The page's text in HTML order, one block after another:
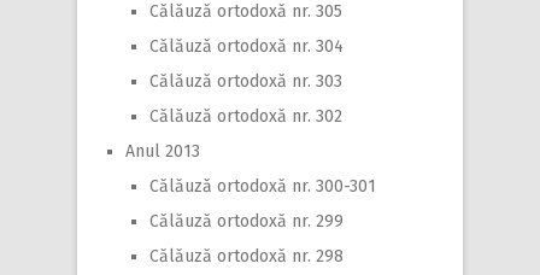
Călăuză ortodoxă nr. 305
Călăuză ortodoxă nr. 304
Călăuză ortodoxă nr. 303
Călăuză ortodoxă nr. 302
Anul 2013
Călăuză ortodoxă nr. 300-301
Călăuză ortodoxă nr. 299
Călăuză ortodoxă nr. 298